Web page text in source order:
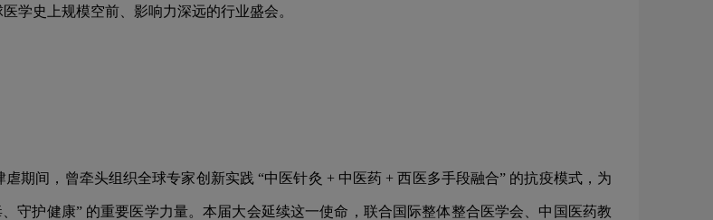
学史上规模空前、影响力深远的行业盛会。
期间，曾牵头组织全球专家创新实践 “中医针灸 + 中医药 + 西医多手段融合” 的抗疫模式，为
守护健康” 的重要医学力量。本届大会延续这一使命，联合国际整体整合医学会、中国医药教